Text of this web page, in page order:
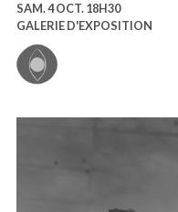
SAM. 4 OCT. 18H30
GALERIE D'EXPOSITION